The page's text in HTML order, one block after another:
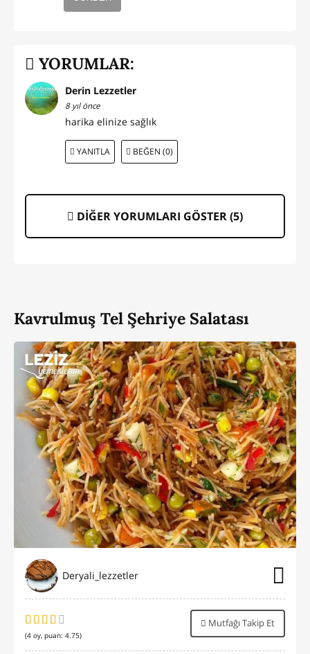
YORUMLAR:
Derin Lezzetler
8 yıl önce
harika elinize sağlık
YANITLA BEĞEN (0)
DİĞER YORUMLARI GÖSTER (5)
Kavrulmuş Tel Şehriye Salatası
Deryali_lezzetler
(4 oy, puan: 4.75)
Mutfağı Takip Et